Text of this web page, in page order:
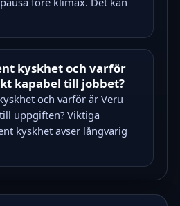
kyskhet och varför
kapabel till jobbet?
och varför är Veru
uppgiften? Viktiga
kyskhet avser långvarig